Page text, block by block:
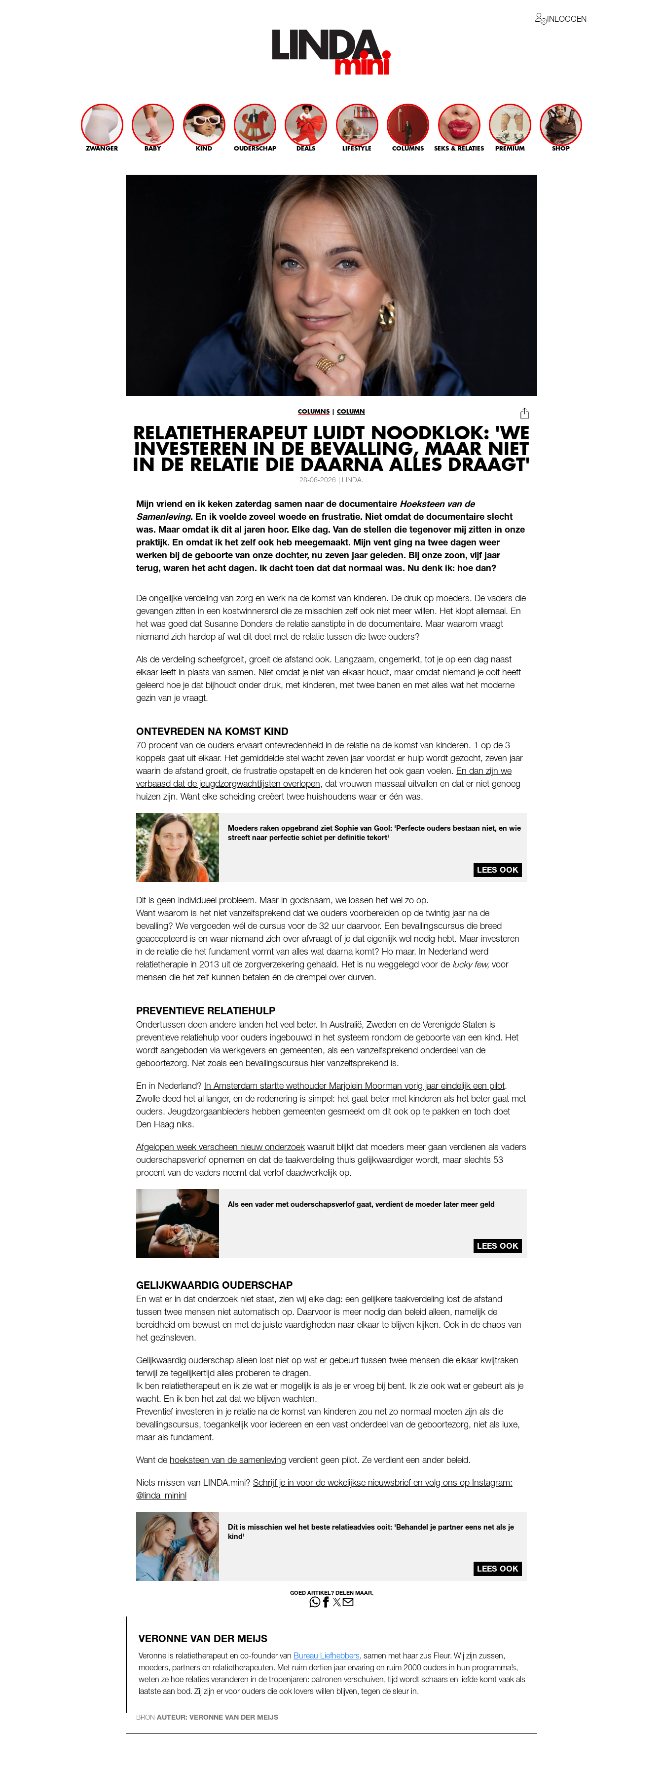
INLOGGEN
ZWANGER BABY KIND OUDERSCHAP DEALS LIFESTYLE COLUMNS SEKS & RELATIES PREMIUM SHOP
RELATIETHERAPEUT LUIDT NOODKLOK: 'WE
INVESTEREN IN DE BEVALLING, MAAR NIET
IN DE RELATIE DIE DAARNA ALLES DRAAGT'
COLUMNS COLUMN
28-06-2026 | LINDA.
Mijn vriend en ik keken zaterdag samen naar de documentaire Hoeksteen van de
Samenleving. En ik voelde zoveel woede en frustratie. Niet omdat de documentaire slecht
was. Maar omdat ik dit al jaren hoor. Elke dag. Van de stellen die tegenover mij zitten in onze
praktijk. En omdat ik het zelf ook heb meegemaakt. Mijn vent ging na twee dagen weer
werken bij de geboorte van onze dochter, nu zeven jaar geleden. Bij onze zoon, vijf jaar
terug, waren het acht dagen. Ik dacht toen dat dat normaal was. Nu denk ik: hoe dan?
De ongelijke verdeling van zorg en werk na de komst van kinderen. De druk op moeders. De vaders die
gevangen zitten in een kostwinnersrol die ze misschien zelf ook niet meer willen. Het klopt allemaal. En
het was goed dat Susanne Donders de relatie aanstipte in de documentaire. Maar waarom vraagt
niemand zich hardop af wat dit doet met de relatie tussen die twee ouders?
Als de verdeling scheefgroeit, groeit de afstand ook. Langzaam, ongemerkt, tot je op een dag naast
elkaar leeft in plaats van samen. Niet omdat je niet van elkaar houdt, maar omdat niemand je ooit heeft
geleerd hoe je dat bijhoudt onder druk, met kinderen, met twee banen en met alles wat het moderne
gezin van je vraagt.
ONTEVREDEN NA KOMST KIND
70 procent van de ouders ervaart ontevredenheid in de relatie na de komst van kinderen. 1 op de 3
koppels gaat uit elkaar. Het gemiddelde stel wacht zeven jaar voordat er hulp wordt gezocht, zeven jaar
waarin de afstand groeit, de frustratie opstapelt en de kinderen het ook gaan voelen. En dan zijn we
verbaasd dat de jeugdzorgwachtlijsten overlopen, dat vrouwen massaal uitvallen en dat er niet genoeg
huizen zijn. Want elke scheiding creëert twee huishoudens waar er één was.
Moeders raken opgebrand ziet Sophie van Gool: 'Perfecte ouders bestaan niet, en wie
streeft naar perfectie schiet per definitie tekort'
LEES OOK
Dit is geen individueel probleem. Maar in godsnaam, we lossen het wel zo op.
Want waarom is het niet vanzelfsprekend dat we ouders voorbereiden op de twintig jaar na de
bevalling? We vergoeden wél de cursus voor de 32 uur daarvoor. Een bevallingscursus die breed
geaccepteerd is en waar niemand zich over afvraagt of je dat eigenlijk wel nodig hebt. Maar investeren
in de relatie die het fundament vormt van alles wat daarna komt? Ho maar. In Nederland werd
relatietherapie in 2013 uit de zorgverzekering gehaald. Het is nu weggelegd voor de lucky few, voor
mensen die het zelf kunnen betalen én de drempel over durven.
PREVENTIEVE RELATIEHULP
Ondertussen doen andere landen het veel beter. In Australië, Zweden en de Verenigde Staten is
preventieve relatiehulp voor ouders ingebouwd in het systeem rondom de geboorte van een kind. Het
wordt aangeboden via werkgevers en gemeenten, als een vanzelfsprekend onderdeel van de
geboortezorg. Net zoals een bevallingscursus hier vanzelfsprekend is.
En in Nederland? In Amsterdam startte wethouder Marjolein Moorman vorig jaar eindelijk een pilot.
Zwolle deed het al langer, en de redenering is simpel: het gaat beter met kinderen als het beter gaat met
ouders. Jeugdzorgaanbieders hebben gemeenten gesmeekt om dit ook op te pakken en toch doet
Den Haag niks.
Afgelopen week verscheen nieuw onderzoek waaruit blijkt dat moeders meer gaan verdienen als vaders
ouderschapsverlof opnemen en dat de taakverdeling thuis gelijkwaardiger wordt, maar slechts 53
procent van de vaders neemt dat verlof daadwerkelijk op.
Als een vader met ouderschapsverlof gaat, verdient de moeder later meer geld
LEES OOK
GELIJKWAARDIG OUDERSCHAP
En wat er in dat onderzoek niet staat, zien wij elke dag: een gelijkere taakverdeling lost de afstand
tussen twee mensen niet automatisch op. Daarvoor is meer nodig dan beleid alleen, namelijk de
bereidheid om bewust en met de juiste vaardigheden naar elkaar te blijven kijken. Ook in de chaos van
het gezinsleven.
Gelijkwaardig ouderschap alleen lost niet op wat er gebeurt tussen twee mensen die elkaar kwijtraken
terwijl ze tegelijkertijd alles proberen te dragen.
Ik ben relatietherapeut en ik zie wat er mogelijk is als je er vroeg bij bent. Ik zie ook wat er gebeurt als je
wacht. En ik ben het zat dat we blijven wachten.
Preventief investeren in je relatie na de komst van kinderen zou net zo normaal moeten zijn als die
bevallingscursus, toegankelijk voor iedereen en een vast onderdeel van de geboortezorg, niet als luxe,
maar als fundament.
Want de hoeksteen van de samenleving verdient geen pilot. Ze verdient een ander beleid.
Niets missen van LINDA.mini? Schrijf je in voor de wekelijkse nieuwsbrief en volg ons op Instagram:
@linda_mininl
Dít is misschien wel het beste relatieadvies ooit: 'Behandel je partner eens net als je
kind'
LEES OOK
GOED ARTIKEL? DELEN MAAR.
VERONNE VAN DER MEIJS
Veronne is relatietherapeut en co-founder van Bureau Liefhebbers , samen met haar zus Fleur. Wij zijn zussen,
moeders, partners en relatietherapeuten. Met ruim dertien jaar ervaring en ruim 2000 ouders in hun programma’s,
weten ze hoe relaties veranderen in de tropenjaren: patronen verschuiven, tijd wordt schaars en liefde komt vaak als
laatste aan bod. Zij zijn er voor ouders die ook lovers willen blijven, tegen de sleur in.
BRON AUTEUR: VERONNE VAN DER MEIJS